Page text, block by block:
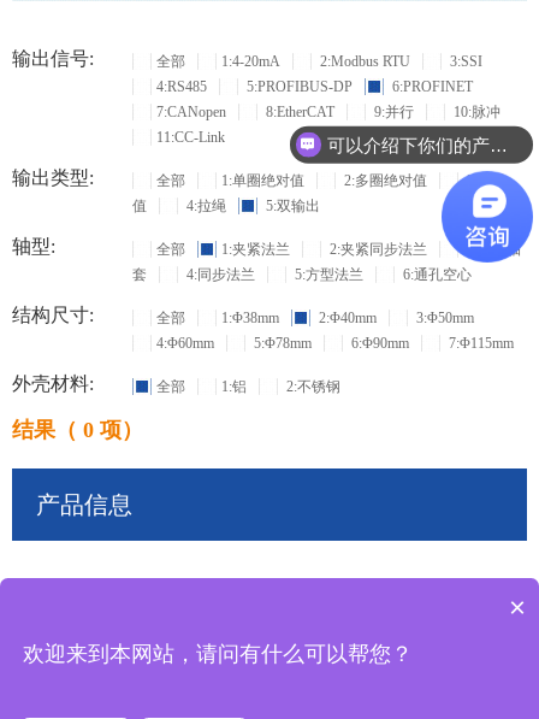
输出信号: 全部 1:4-20mA 2:Modbus RTU
3:SSI
4:RS485
5:PROFIBUS-DP
6:PROFINET
7:CANopen
8:EtherCAT 9:并行
10:脉冲
11:CC-Link
输出类型: 全部 1:单圈绝对值 2:多圈绝对值
3:增量
值
4:拉绳 5:双输出
轴型: 全部 1:夹紧法兰 2:夹紧同步法兰
3:盲孔轴
套
4:同步法兰 5:方型法兰 6:通孔空心
结构尺寸: 全部 1:Φ38mm 2:Φ40mm
3:Φ50mm
4:Φ60mm
5:Φ78mm 6:Φ90mm 7:Φ115mm
外壳材料: 全部 1:铝 2:不锈钢
结果（ 0 项）
产品信息
可以介绍下你们的产品么？
×
欢迎来到本网站，请问有什么可以帮您？